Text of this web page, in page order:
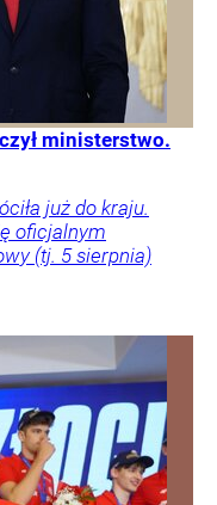
ministerstwo.
już do kraju.
oficjalnym
(tj. 5 sierpnia)